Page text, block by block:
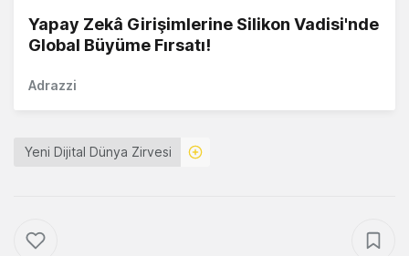
Yapay Zekâ Girişimlerine Silikon Vadisi'nde
Global Büyüme Fırsatı!
Adrazzi
Yeni Dijital Dünya Zirvesi